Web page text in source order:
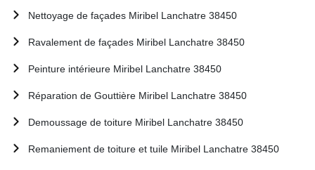
Nettoyage de façades Miribel Lanchatre 38450
Ravalement de façades Miribel Lanchatre 38450
Peinture intérieure Miribel Lanchatre 38450
Réparation de Gouttière Miribel Lanchatre 38450
Demoussage de toiture Miribel Lanchatre 38450
Remaniement de toiture et tuile Miribel Lanchatre 38450